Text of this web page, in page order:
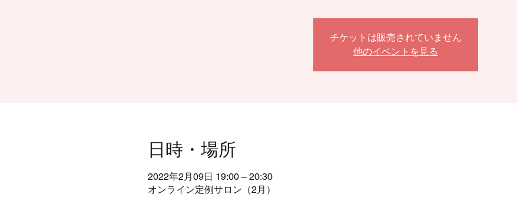
チケットは販売されていません
他のイベントを見る
日時・場所
2022年2月09日 19:00 – 20:30
オンライン定例サロン（2月）